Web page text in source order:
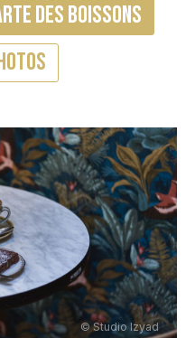
des boissons
© Studio Izyad